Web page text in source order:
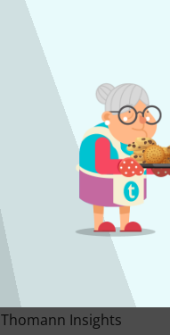
den Thomann
50 Gutscheinen
Inspirierende Beiträge
Thomann Insights